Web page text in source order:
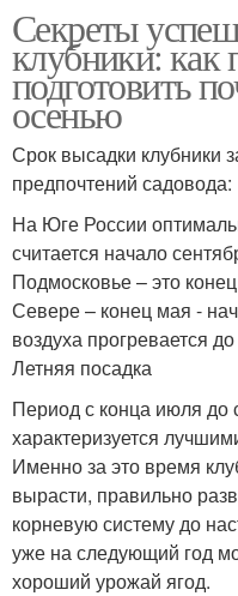
Секреты
клубники: как
подготовить
осенью
Срок высадки клубники
предпочтений садовода:
На Юге России
считается начало
Подмосковье – это
Севере – конец мая -
воздуха прогревается
Летняя посадка
Период с конца июля до
характеризуется
Именно за это время
вырасти, правильно
корневую систему до
уже на следующий год
хороший урожай ягод.